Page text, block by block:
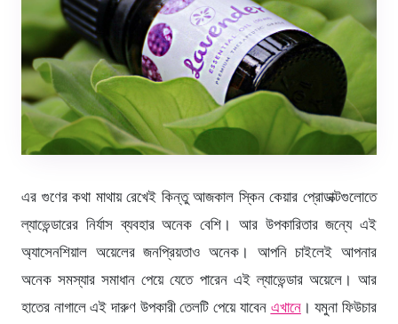
এর গুণের কথা মাথায় রেখেই কিন্তু আজকাল স্কিন কেয়ার প্রোডাক্টগুলোতে
ল্যাভেন্ডারের নির্যাস ব্যবহার অনেক বেশি। আর উপকারিতার জন্যে এই
অ্যাসেনশিয়াল অয়েলের জনপ্রিয়তাও অনেক। আপনি চাইলেই আপনার
অনেক সমস্যার সমাধান পেয়ে যেতে পারেন এই ল্যাভেন্ডার অয়েলে। আর
হাতের নাগালে এই দারুণ উপকারী তেলটি পেয়ে যাবেন এখানে। যমুনা ফিউচার